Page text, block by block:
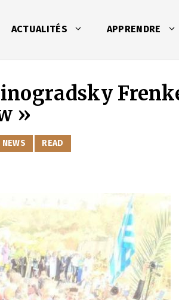
ACTUALITÉS APPRENDRE
»
NEWS READ